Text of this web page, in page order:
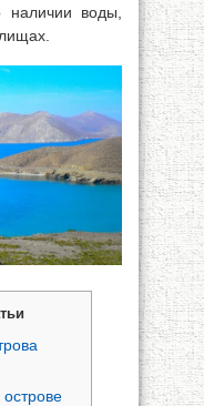
наличии воды,